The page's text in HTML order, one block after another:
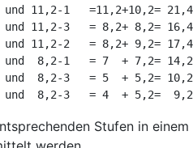
11,2-1   =11,2+10,2=
11,2-3   = 8,2+ 8,2=
11,2-2   = 8,2+ 9,2=
8,2-1   = 7  + 7,2=
8,2-3   = 5  + 5,2=
Stufen in